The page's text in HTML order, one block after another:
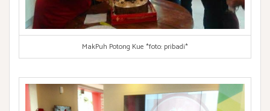
MakPuh Potong Kue *foto: pribadi*